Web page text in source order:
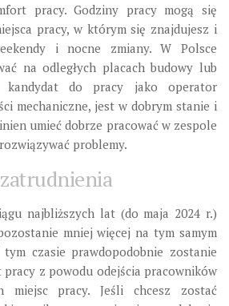
pracy. Godziny pracy mogą się
pracy, w którym się znajdujesz i
i nocne zmiany. W Polsce
na odległych placach budowy lub
kandydat do pracy jako operator
mechaniczne, jest w dobrym stanie i
umieć dobrze pracować w zespole
problemy.
najbliższych lat (do maja 2024 r.)
mniej więcej na tym samym
tym czasie prawdopodobnie zostanie
z powodu odejścia pracowników
miejsc pracy. Jeśli chcesz zostać